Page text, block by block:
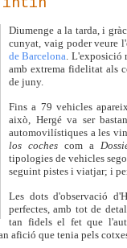
Diumenge a la tarda, i
cunyat, vaig poder veure
de Barcelona. L'exposició
amb extrema fidelitat als
de juny.
Fins a 79 vehicles
això, Hergé va ser
automovilístiques a les
los coches com a
tipologies de vehicles
seguint pistes i viatjar; i
Les dots d'observació
perfectes, amb tot de
tan fidels el fet que
afició que tenia pels